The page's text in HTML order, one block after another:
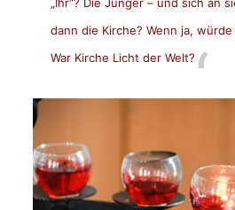
dann die Kirche? Wenn ja,
War Kirche Licht der Welt?